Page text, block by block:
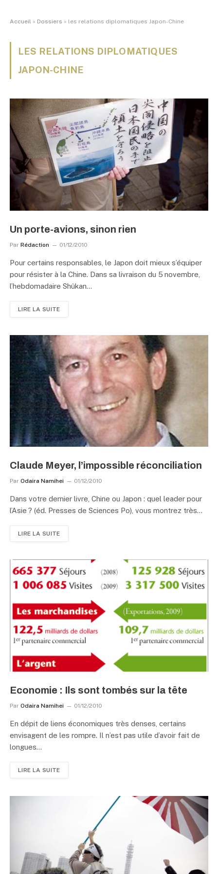
Accueil » Dossiers » les relations diplomatiques Japon-Chine
LES RELATIONS DIPLOMATIQUES
JAPON-CHINE
Un porte-avions, sinon rien
Par Rédaction 01/12/2010
Pour certains responsables, le Japon doit mieux s’équiper
pour résister à la Chine. Dans sa livraison du 5 novembre,
l’hebdomadaire Shûkan…
LIRE LA SUITE
Claude Meyer, l’impossible réconciliation
Par Odaira Namihei 01/12/2010
Dans votre dernier livre, Chine ou Japon : quel leader pour
l’Asie ? (éd. Presses de Sciences Po), vous montrez très…
LIRE LA SUITE
Economie : Ils sont tombés sur la tête
Par Odaira Namihei 01/12/2010
En dépit de liens économiques très denses, certains
envisagent de les rompre. Il n’est pas utile d’avoir fait de
longues…
LIRE LA SUITE